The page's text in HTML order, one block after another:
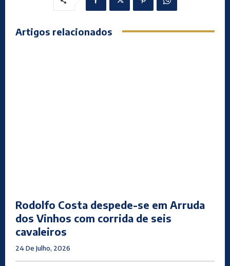
Artigos relacionados
Rodolfo Costa despede-se em Arruda
dos Vinhos com corrida de seis
cavaleiros
24 De Julho, 2026